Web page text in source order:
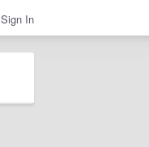
Sign In